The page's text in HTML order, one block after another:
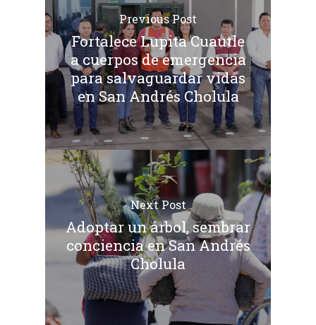
Previous Post
Fortalece Lupita Cuautle
a cuerpos de emergencia
para salvaguardar vidas
en San Andrés Cholula
Next Post
Adoptar un árbol, sembrar
conciencia en San Andrés
Cholula